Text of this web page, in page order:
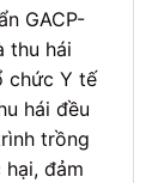
GACP-
thu hái
chức Y tế
hái đều
trồng
đảm